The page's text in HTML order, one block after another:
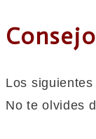
Los
No te olvides